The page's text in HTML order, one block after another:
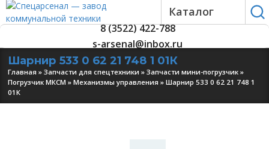
Каталог
8 (3522) 422-788
s-arsenal@inbox.ru
Шарнир 533 0 62 21 748 1 01К
Главная »Запчасти для спецтехники »Запчасти мини-погрузчик »
Погрузчик МКСМ »Механизмы управления »Шарнир 533 0 62 21 748 1
01К